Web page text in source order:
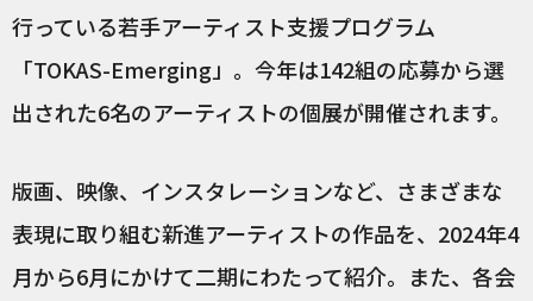
行っている若手アーティスト支援プログラム
「TOKAS-Emerging」。今年は142組の応募から選
出された6名のアーティストの個展が開催されます。
版画、映像、インスタレーションなど、さまざまな
表現に取り組む新進アーティストの作品を、2024年4
月から6月にかけて二期にわたって紹介。また、各会